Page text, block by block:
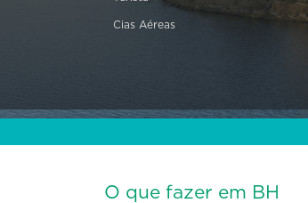
Cias Aéreas
O que fazer em BH